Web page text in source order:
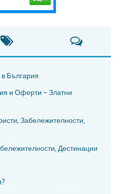
България
и Оферти – Златни
Забележителности,
Дестинации